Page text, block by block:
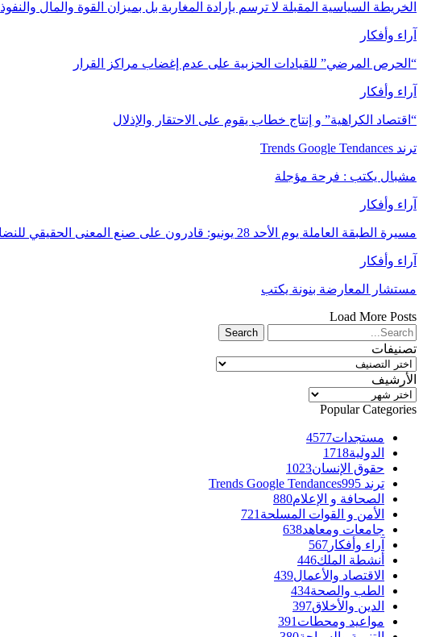
الخريطة السياسية المقبلة لا ترسم بإرادة المغاربة بل بميزان القوة والمال والنفوذ
آراء وأفكار
“الحرص المرضي” للقيادات الحزبية على عدم إغضاب مراكز القرار
آراء وأفكار
“اقتصاد الكراهية” و إنتاج خطاب يقوم على الاحتقار والإذلال
ترند Trends Google Tendances
مشبال يكتب : فرحة مؤجلة
آراء وأفكار
مسيرة الطبقة العاملة يوم الأحد 28 يونيو: قادرون على صنع المعنى الحقيقي للنضال
آراء وأفكار
مستشار المعارضة بنونة يكتب
Load More Posts
تصنيفات
تصنيفات
الأرشيف
الأرشيف
Popular Categories
مستجدات4577
الدولية1718
حقوق الإنسان1023
ترند Trends Google Tendances 995
الصحافة و الإعلام880
الأمن و القوات المسلحة 721
جامعات ومعاهد638
آراء وأفكار 567
أنشطة الملك446
الاقتصاد والأعمال439
الطب والصحة434
الدين والأخلاق397
مواعيد ومحطات 391